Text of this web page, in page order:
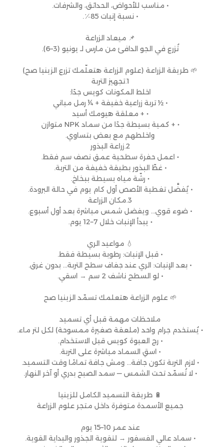
• مناسب للأحواض، الحدائق، والشرفات.
• نسبة إنبات 85٪.
📌 ميعاد الزراعة
تُزرع في الجو الدافئ من مارس لـ يونيو (3–6).
🌱 طريقة الزراعة (علوم الزراعة هتعلّمك تزرع الزينيا صح)
1.تجهيز التربة
اخلط المكونات كويس جدًا:
• ½ تربة زراعية خفيفة + ¼ رمل مباني
• + معلقة هيومك أسيد
• + كمية بسيطة جدًا من سماد NPK متوازن
واخلطهم مع بعض بتساوي.
2.زراعة البذور
• اعمل حفرة سطحية عمق نصف سم فقط.
• غطّ البذور بطبقة خفيفة من التربة.
• رشّة مياه بسيطة ببخاخ.
• يُفضَّل تغطية الأصص أول كام يوم في حالة البرودة.
3.مكان الزراعة
• ضوء قوي… ويفضل شمس مباشرة بعد أول أسبوع.
• يبدأ الإنبات خلال 7–12 يوم.
💧 مواعيد الري
• قبل الإنبات: رطوبة بسيطة فقط.
• بعد الإنبات: الري عند جفاف سطح التربة… بدون غرق.
• لو السطح ناشف 2 سم → اسقي.
🌱 علوم الزراعة هتعلمك تسمّد الزينيا صح
ملاحظات مهمة قبل أي تسميد
• يُستخدم جرام واحد (ملعقة صغيرة ممسوحة) لكل لتر ماء.
• رج العبوة كويس قبل الاستخدام.
• اسقِ السماد مباشرة على التربة.
• لازم التربة تكون جافة… ومش جافة تمامًا وقت التسميد.
• لا تُسمّد تحت الشمس — سمد الصبح بدري أو آخر النهار.
🔋 طريقة التسميد الكامل للزينيا
جميع الأسمدة متوفرة داخل متجر علوم الزراعة
عند عمر 10–15 يوم
• سماد عالي الفسفور → لتقوية الجذور والبداية القوية.